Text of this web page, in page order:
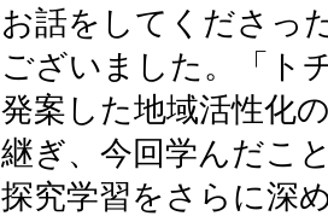
お話をしてくださっ
ございました。「ト
発案した地域活性化
継ぎ、今回学んだこ
探究学習をさらに深